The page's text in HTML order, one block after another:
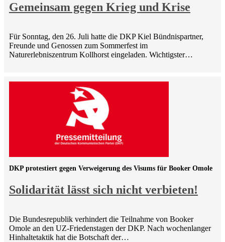
Gemeinsam gegen Krieg und Krise
Für Sonntag, den 26. Juli hatte die DKP Kiel Bündnispartner,
Freunde und Genossen zum Sommerfest im
Naturerlebniszentrum Kollhorst eingeladen. Wichtigster…
Solidarität lässt sich nicht verbieten!
DKP protestiert gegen Verweigerung des Visums für Booker Omole
Die Bundesrepublik verhindert die Teilnahme von Booker
Omole an den UZ-Friedenstagen der DKP. Nach wochenlanger
Hinhaltetaktik hat die Botschaft der…